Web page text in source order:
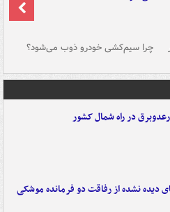
چرا سیم‌کشی خودرو ذوب می‌شود؟
رعدوبرق در راه شمال کشور
دیده نشده از رفاقت دو فرمانده‌ موشکی